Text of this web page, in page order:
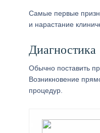
Самые первые
и нарастание
Диагностика
Обычно поставить
Возникновение
процедур.